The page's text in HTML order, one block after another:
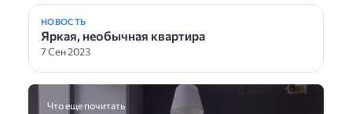
НОВОСТЬ
Яркая, необычная квартира
7 Сен 2023
Что еще почитать